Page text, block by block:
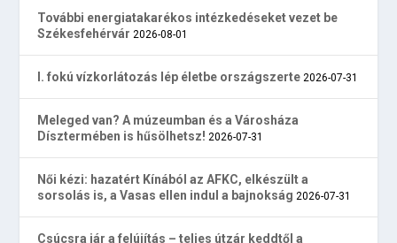
További energiatakarékos intézkedéseket vezet be
Székesfehérvár 2026-08-01
I. fokú vízkorlátozás lép életbe országszerte 2026-07-31
Meleged van? A múzeumban és a Városháza
Dísztermében is hűsölhetsz! 2026-07-31
Női kézi: hazatért Kínából az AFKC, elkészült a
sorsolás is, a Vasas ellen indul a bajnokság 2026-07-31
Csúcsra jár a felújítás – teljes útzár keddtől a